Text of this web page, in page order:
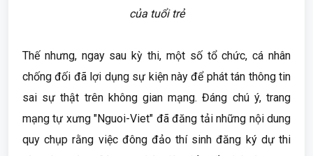
của tuổi trẻ
Thế nhưng, ngay sau kỳ thi, một số tổ chức, cá nhân
chống đối đã lợi dụng sự kiện này để phát tán thông tin
sai sự thật trên không gian mạng. Đáng chú ý, trang
mạng tự xưng "Nguoi-Viet" đã đăng tải những nội dung
quy chụp rằng việc đông đảo thí sinh đăng ký dự thi